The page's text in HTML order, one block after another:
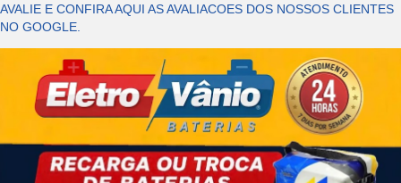
AVALIE E CONFIRA AQUI AS AVALIACOES DOS NOSSOS CLIENTES
NO GOOGLE.